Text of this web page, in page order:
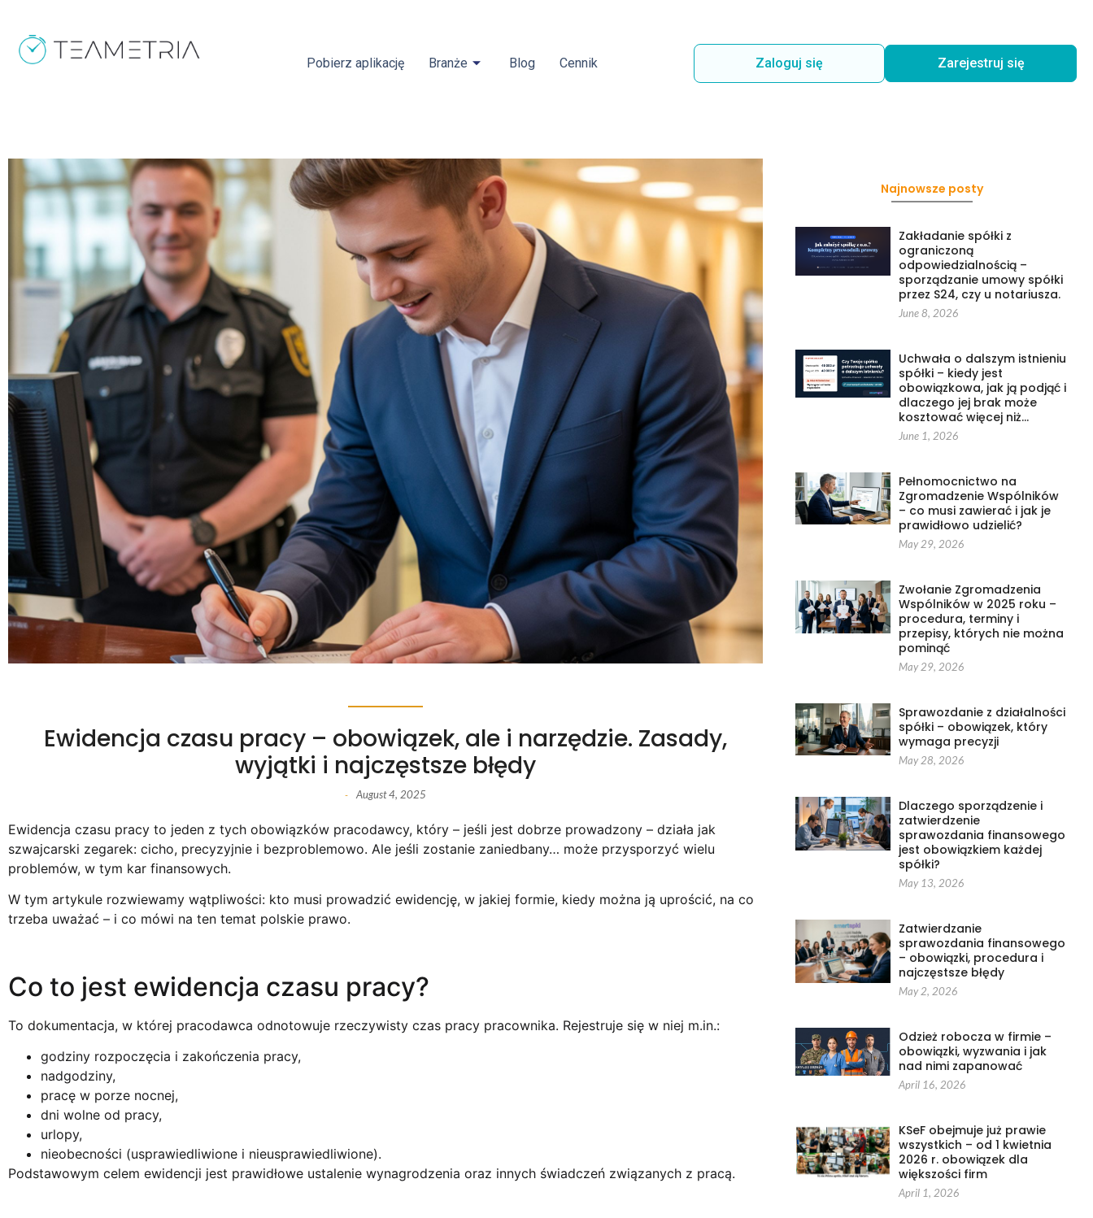
Pobierz aplikację Branże Blog Cennik Zaloguj się Zarejestruj się
Ewidencja czasu pracy – obowiązek, ale i narzędzie. Zasady,
wyjątki i najczęstsze błędy
- August 4, 2025
Ewidencja czasu pracy to jeden z tych obowiązków pracodawcy, który – jeśli jest dobrze prowadzony – działa jak
szwajcarski zegarek: cicho, precyzyjnie i bezproblemowo. Ale jeśli zostanie zaniedbany… może przysporzyć wielu
problemów, w tym kar finansowych.
W tym artykule rozwiewamy wątpliwości: kto musi prowadzić ewidencję, w jakiej formie, kiedy można ją uprościć, na co
trzeba uważać – i co mówi na ten temat polskie prawo.
Co to jest ewidencja czasu pracy?
To dokumentacja, w której pracodawca odnotowuje rzeczywisty czas pracy pracownika. Rejestruje się w niej m.in.:
godziny rozpoczęcia i zakończenia pracy,
nadgodziny,
pracę w porze nocnej,
dni wolne od pracy,
urlopy,
nieobecności (usprawiedliwione i nieusprawiedliwione).
Podstawowym celem ewidencji jest prawidłowe ustalenie wynagrodzenia oraz innych świadczeń związanych z pracą.
Najnowsze posty
Zakładanie spółki z
ograniczoną
odpowiedzialnością –
sporządzanie umowy spółki
przez S24, czy u notariusza.
June 8, 2026
Uchwała o dalszym istnieniu
spółki – kiedy jest
obowiązkowa, jak ją podjąć i
dlaczego jej brak może
kosztować więcej niż…
June 1, 2026
Pełnomocnictwo na
Zgromadzenie Wspólników
– co musi zawierać i jak je
prawidłowo udzielić?
May 29, 2026
Zwołanie Zgromadzenia
Wspólników w 2025 roku –
procedura, terminy i
przepisy, których nie można
pominąć
May 29, 2026
Sprawozdanie z działalności
spółki – obowiązek, który
wymaga precyzji
May 28, 2026
Dlaczego sporządzenie i
zatwierdzenie
sprawozdania finansowego
jest obowiązkiem każdej
spółki?
May 13, 2026
Zatwierdzanie
sprawozdania finansowego
– obowiązki, procedura i
najczęstsze błędy
May 2, 2026
Odzież robocza w firmie –
obowiązki, wyzwania i jak
nad nimi zapanować
April 16, 2026
KSeF obejmuje już prawie
wszystkich – od 1 kwietnia
2026 r. obowiązek dla
większości firm
April 1, 2026